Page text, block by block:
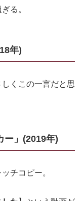
る。
年)
くこの一言だと思
ー」(2019年)
チコピー。